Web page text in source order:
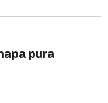
pura